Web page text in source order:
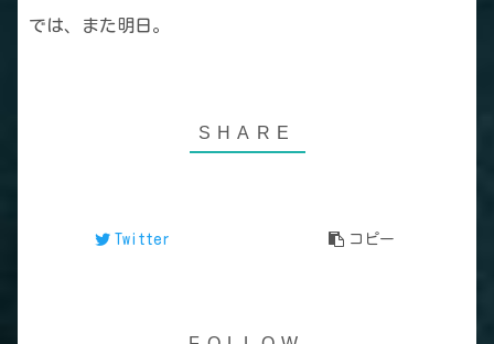
では、また明日。
Twitter コピー